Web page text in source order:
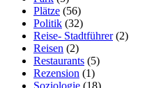
Plätze (56)
Politik (32)
Reise- Stadtführer(2)
Reisen (2)
Restaurants (5)
Rezension (1)